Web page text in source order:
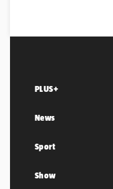
PLUS+
News
Sport
Show